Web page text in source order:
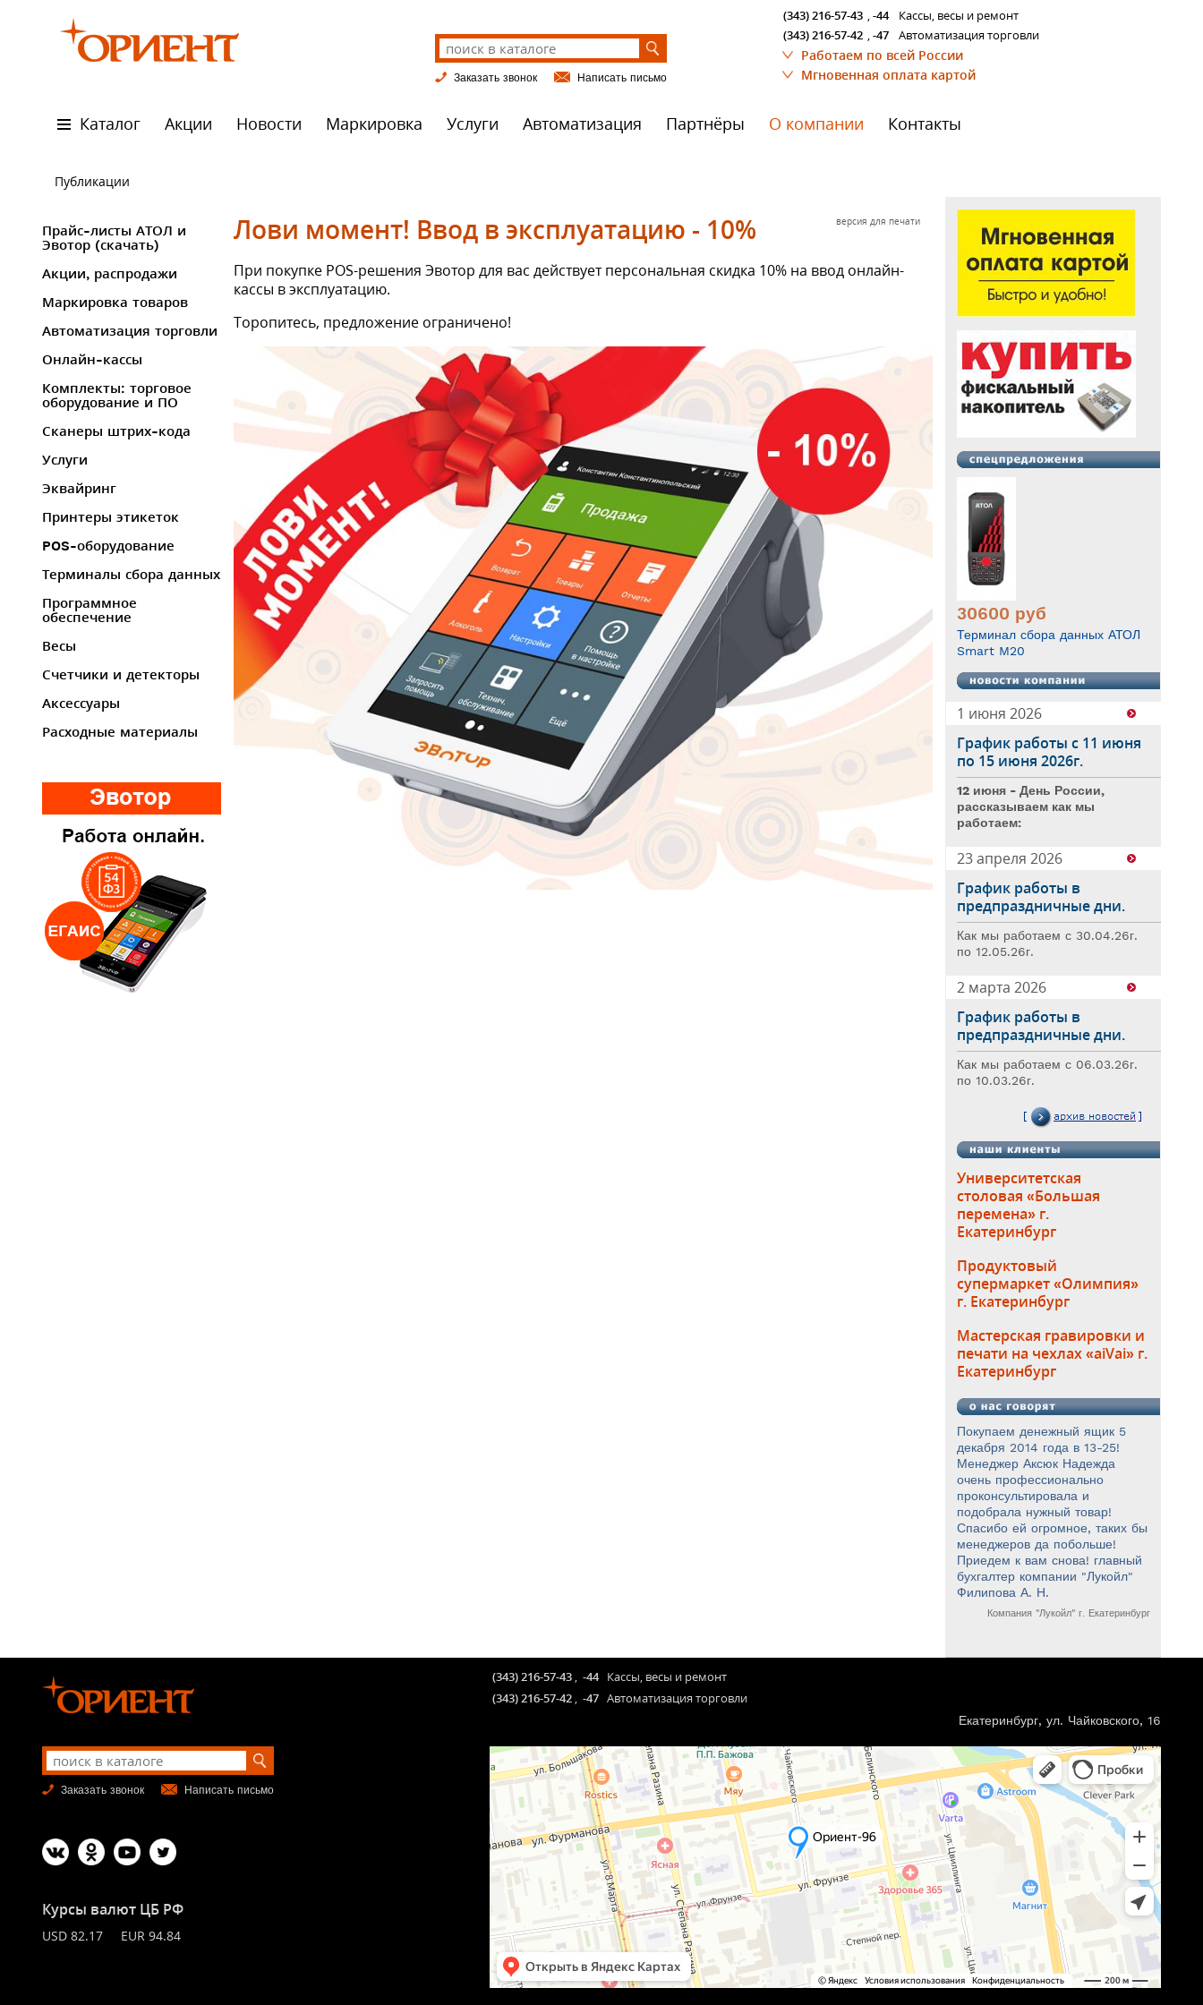
Заказать звонок Написать письмо
(343) 216-57-43 ,-44
Кассы, весы и ремонт
(343) 216-57-42 ,-47 Автоматизация торговли
Работаем по всей России
Мгновенная оплата картой
Каталог Акции Новости Маркировка Услуги Автоматизация Партнёры О компании Контакты
Публикации
Прайс-листы АТОЛ и
Эвотор (скачать)
Акции, распродажи
Маркировка товаров
Автоматизация торговли
Онлайн-кассы
Комплекты: торговое
оборудование и ПО
Сканеры штрих-кода
Услуги
Эквайринг
Принтеры этикеток
POS-оборудование
Терминалы сбора данных
Программное
обеспечение
Весы
Счетчики и детекторы
Аксессуары
Расходные материалы
версия для печати
Лови момент! Ввод в эксплуатацию - 10%
При покупке POS-решения Эвотор для вас действует персональная скидка 10% на ввод онлайн-
кассы в эксплуатацию.
Торопитесь, предложение ограничено!
30600 руб
Терминал сбора данных АТОЛ
Smart M20
1 июня 2026
График работы с 11 июня
по 15 июня 2026г.
12 июня - День России,
рассказываем как мы
работаем:
23 апреля 2026
График работы в
предпраздничные дни.
Как мы работаем с 30.04.26г.
по 12.05.26г.
2 марта 2026
График работы в
предпраздничные дни.
Как мы работаем с 06.03.26г.
по 10.03.26г.
Университетская
столовая «Большая
перемена» г.
Екатеринбург
Продуктовый
супермаркет «Олимпия»
г. Екатеринбург
Мастерская гравировки и
печати на чехлах «aiVai» г.
Екатеринбург
Покупаем денежный ящик 5
декабря 2014 года в 13-25!
Менеджер Аксюк Надежда
очень профессионально
проконсультировала и
подобрала нужный товар!
Спасибо ей огромное, таких бы
менеджеров да побольше!
Приедем к вам снова! главный
бухгалтер компании "Лукойл"
Филипова А. Н.
Компания "Лукойл" г. Екатеринбург
(343) 216-57-43 , -44 Кассы, весы и ремонт
(343) 216-57-42 , -47 Автоматизация торговли
Екатеринбург, ул. Чайковского, 16
Заказать звонок Написать письмо
Курсы валют ЦБ РФ
USD 82.17 EUR 94.84